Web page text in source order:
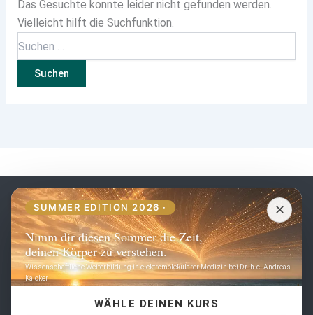
Das Gesuchte konnte leider nicht gefunden werden.
Vielleicht hilft die Suchfunktion.
✕
SUMMER EDITION 2026 ·
Nimm dir diesen Sommer die Zeit,
deinen Körper zu verstehen.
Wissenschaftliche Weiterbildung in elektromolekularer Medizin bei Dr. h.c. Andreas
Kalcker
WÄHLE DEINEN KURS
DE
Seiten
Home
Schulung